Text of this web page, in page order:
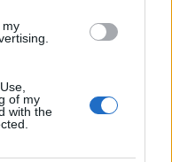
my
of my
with the
gyenge
hogy az RTL